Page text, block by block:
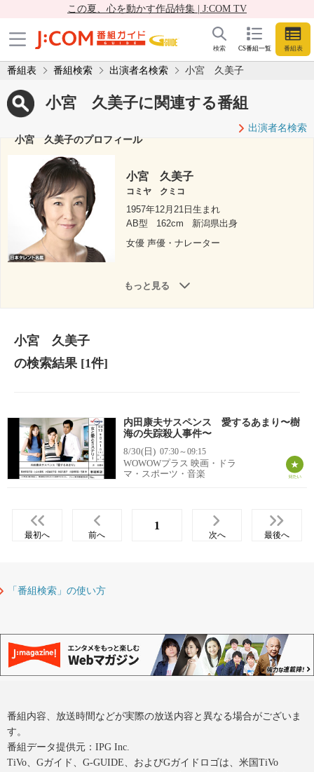
この夏、心を動かす作品特集 | J:COM TV
CS番組一覧 番組表
検索
番組表 番組検索 出演者名検索 小宮 久美子
小宮 久美子に関連する番組
出演者名検索
小宮 久美子のプロフィール
小宮 久美子
コミヤ クミコ
1957年12月21日生まれ
AB型
162cm
新潟県出身
女優 声優・ナレーター
もっと見る
小宮 久美子
の検索結果[1件]
内田康夫サスペンス 愛するあまり〜樹
海の失踪殺人事件〜
8/30(日) 07:30～09:15
WOWOWプラス 映画・ドラ
マ・スポーツ・音楽
最初へ 前へ
1
次へ 最後へ
「番組検索」の使い方
番組内容、放送時間などが実際の放送内容と異なる場合がございま
す。
番組データ提供元：IPG Inc.
TiVo、Gガイド、G-GUIDE、およびGガイドロゴは、米国TiVo